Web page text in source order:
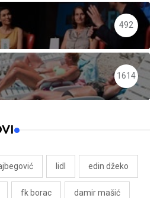
492
1614
lidl edin džeko
fk borac damir mašić